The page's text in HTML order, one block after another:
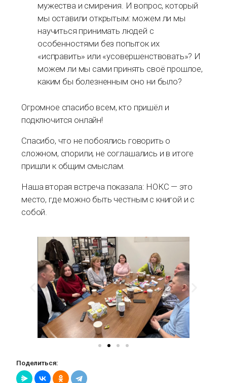
мужества и смирения. И вопрос, который
мы оставили открытым: можем ли мы
научиться принимать людей с
особенностями без попыток их
«исправить» или «усовершенствовать»? И
можем ли мы сами принять своё прошлое,
каким бы болезненным оно ни было?
Огромное спасибо всем, кто пришёл и
подключится онлайн!
Спасибо, что не побоялись говорить о
сложном, спорили, не соглашались и в итоге
пришли к общим смыслам.
Наша вторая встреча показала: НОКС — это
место, где можно быть честным с книгой и с
собой.
Поделиться: